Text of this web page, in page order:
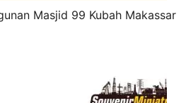
Masjid 99 Kubah Makassar